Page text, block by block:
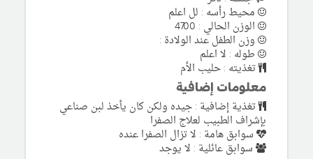
محيط رأسه : لل اعلم
الوزن الحالي : 4700
وزن الطفل عند الولادة :
طوله : لا اعلم
تغذيته : حليب الأم
معلومات إضافية
تغذية إضافية : جيده ولكن كان يأخذ لبن صناعي
بإشراف الطبيب لعلاج الصفرا
سوابق هامة : لا تزال الصفرا عنده
سوابق عائلية : لا يوجد